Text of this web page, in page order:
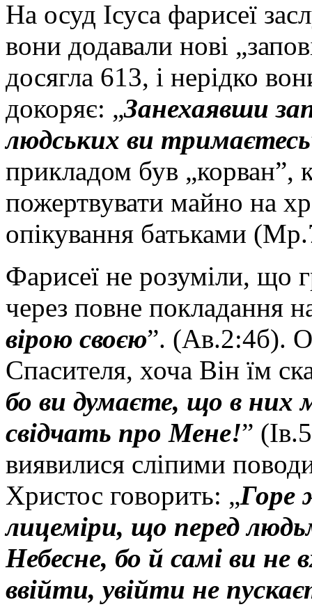
На осуд Ісуса фарисеї
вони додавали нові
досягла 613, і нерідко
докоряє: „Занехаявши
людських ви тримаєтесь
прикладом був „корван”,
пожертвувати майно на
опікування батьками
Фарисеї не розуміли, що
через повне покладання
вірою своєю”. (Ав.2:4б).
Спасителя, хоча Він їм
бо ви думаєте, що в
свідчать про Мене!”
виявилися сліпими
Христос говорить: „Горе
лицеміри, що перед
Небесне, бо й самі ви не
ввійти, увійти не